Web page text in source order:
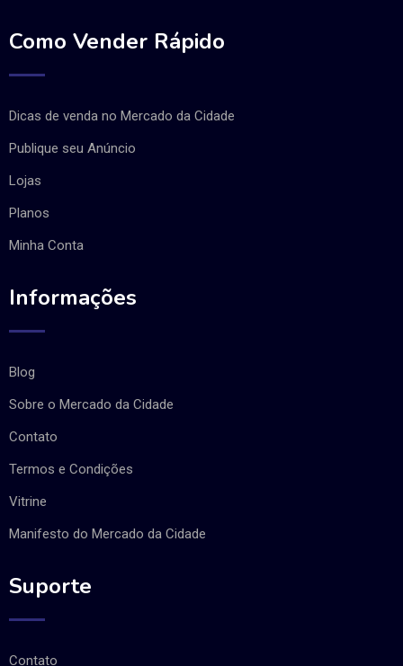
Como Vender Rápido
Dicas de venda no Mercado da Cidade
Publique seu Anúncio
Lojas
Planos
Minha Conta
Informações
Blog
Sobre o Mercado da Cidade
Contato
Termos e Condições
Vitrine
Manifesto do Mercado da Cidade
Suporte
Contato